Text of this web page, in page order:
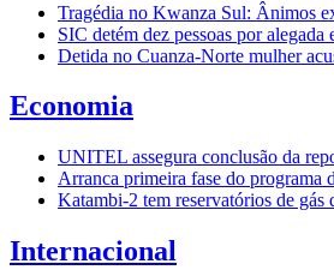
Tragédia no Kwanza Sul: Ânimos
SIC detém dez pessoas por
Detida no Cuanza-Norte mulher
Economia
UNITEL assegura conclusão da
Arranca primeira fase do programa
Katambi-2 tem reservatórios de gás
Internacional